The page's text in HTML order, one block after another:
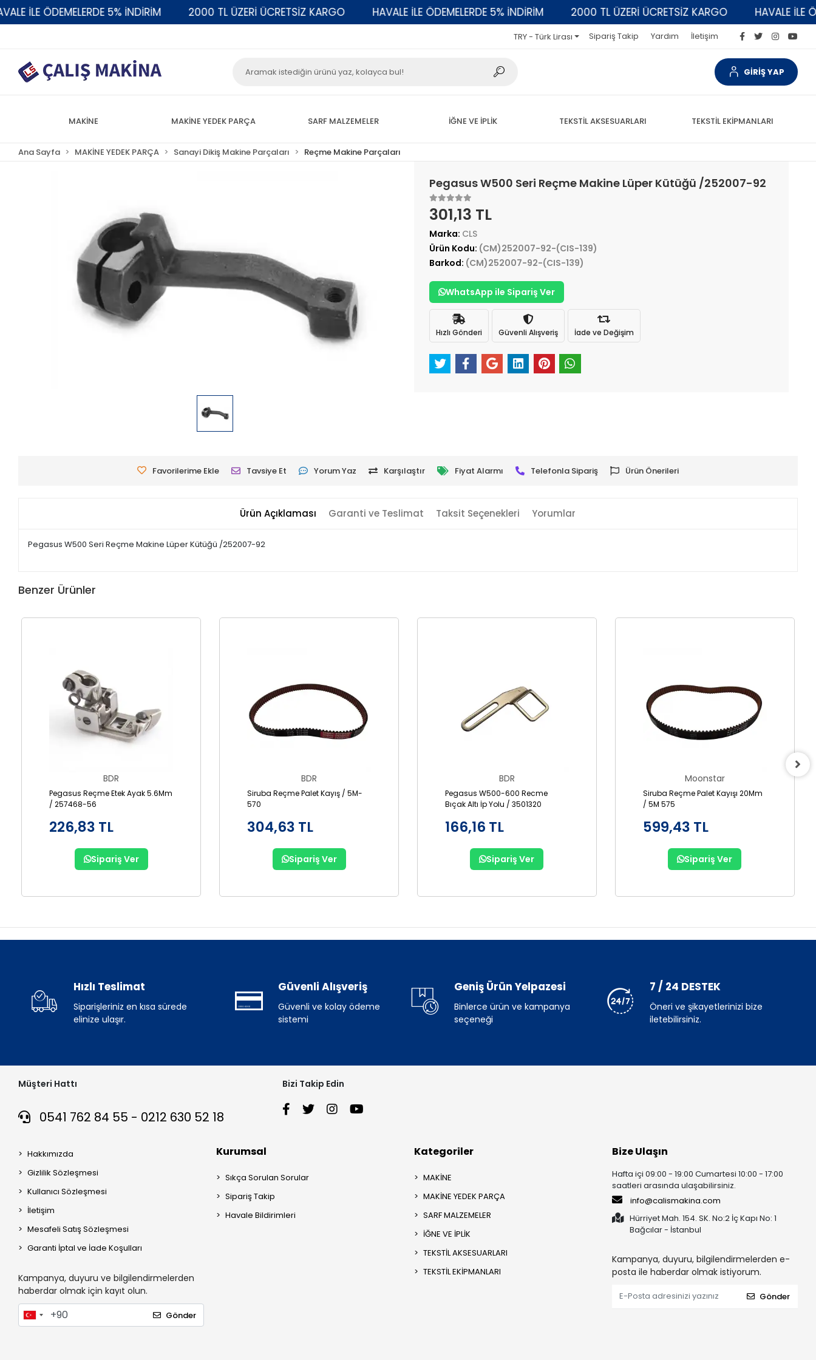
İLE ÖDEMELERDE 5% İNDİRİM 2000 TL ÜZERİ ÜCRETSİZ KARGO HAVALE İLE ÖDEMELERDE 5% İNDİRİM 2000 TL ÜZERİ ÜCRETSİZ KARGO HAVALE İLE
TRY - Türk Lirası Sipariş Takip Yardım İletişim
GİRİŞ YAP
MAKİNE MAKİNE YEDEK PARÇA SARF MALZEMELER İĞNE VE İPLİK TEKSTİL AKSESUARLARI TEKSTİL EKİPMANLARI
Ana Sayfa MAKİNE YEDEK PARÇA Sanayi Dikiş Makine Parçaları Reçme Makine Parçaları
Pegasus W500 Seri Reçme Makine Lüper Kütüğü /252007-92
301,13 TL
Marka: CLS
Ürün Kodu: (CM)252007-92-(CIS-139)
Barkod: (CM)252007-92-(CIS-139)
WhatsApp ile Sipariş Ver
Hızlı Gönderi Güvenli Alışveriş İade ve Değişim
Favorilerime Ekle Tavsiye Et Yorum Yaz Karşılaştır Fiyat Alarmı Telefonla Sipariş Ürün Önerileri
Ürün Açıklaması Garanti ve Teslimat Taksit Seçenekleri Yorumlar
Pegasus W500 Seri Reçme Makine Lüper Kütüğü /252007-92
Benzer Ürünler
BDR
Pegasus Reçme Etek Ayak 5.6Mm
/ 257468-56
226,83 TL
Sipariş Ver
BDR
Siruba Reçme Palet Kayış / 5M-
570
304,63 TL
Sipariş Ver
BDR
Pegasus W500-600 Recme
Bıçak Altı İp Yolu / 3501320
166,16 TL
Sipariş Ver
Moonstar
Siruba Reçme Palet Kayışı 20Mm
/ 5M 575
599,43 TL
Sipariş Ver
Hızlı Teslimat
Siparişleriniz en kısa sürede
elinize ulaşır.
Güvenli Alışveriş
Güvenli ve kolay ödeme
sistemi
Geniş Ürün Yelpazesi
Binlerce ürün ve kampanya
seçeneği
7 / 24 DESTEK
Öneri ve şikayetlerinizi bize
iletebilirsiniz.
Müşteri Hattı
0541 762 84 55 - 0212 630 52 18
Bizi Takip Edin
Hakkımızda
Gizlilik Sözleşmesi
Kullanıcı Sözleşmesi
İletişim
Mesafeli Satış Sözleşmesi
Garanti İptal ve İade Koşulları
Kampanya, duyuru ve bilgilendirmelerden
haberdar olmak için kayıt olun.
Gönder
Kurumsal
Sıkça Sorulan Sorular
Sipariş Takip
Havale Bildirimleri
Kategoriler
MAKİNE
MAKİNE YEDEK PARÇA
SARF MALZEMELER
İĞNE VE İPLİK
TEKSTİL AKSESUARLARI
TEKSTİL EKİPMANLARI
Bize Ulaşın
Hafta içi 09:00 - 19:00 Cumartesi 10:00 - 17:00
saatleri arasında ulaşabilirsiniz.
info@calismakina.com
Hürriyet Mah. 154. SK. No:2 İç Kapı No: 1
Bağcılar - İstanbul
Kampanya, duyuru, bilgilendirmelerden e-
posta ile haberdar olmak istiyorum.
Gönder